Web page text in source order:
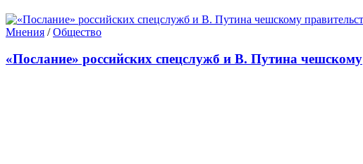
Мнения /Общество
«Послание» российских спецслужб и В. Путина чешскому